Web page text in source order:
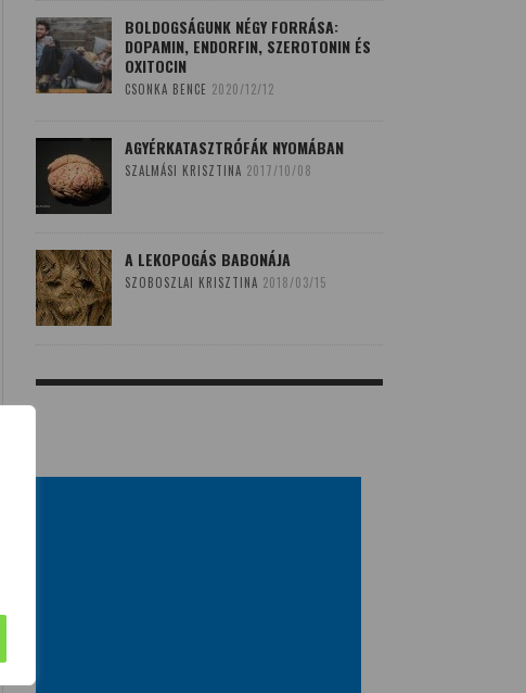
BOLDOGSÁGUNK NÉGY FORRÁSA:
DOPAMIN, ENDORFIN, SZEROTONIN ÉS
OXITOCIN
CSONKA BENCE 2020/12/12
AGYÉRKATASZTRÓFÁK NYOMÁBAN
SZALMÁSI KRISZTINA 2017/10/08
A LEKOPOGÁS BABONÁJA
SZOBOSZLAI KRISZTINA 2018/03/15